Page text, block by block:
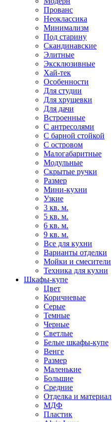
Прованс
Неоклассика
Минимализм
Под старину
Скандинавские
Элитные
Эксклюзивные
Хай-тек
Особенности
Для студии
Для хрущевки
Для дачи
Встроенные
С антресолями
С барной стойкой
С островом
Малогабаритные
Модульные
Скрытые ручки
Размер
Мини-кухни
Узкие
3 кв. м.
5 кв. м.
6 кв. м.
9 кв. м.
Все для кухни
Варианты отделки
Мойки и смесители
Техника для кухни
Шкафы-купе
Цвет
Коричневые
Серые
Темные
Черные
Светлые
Белые шкафы-купе
Венге
Размер
Маленькие
Большие
Средние
Отделка и материал
МДФ
Пластик